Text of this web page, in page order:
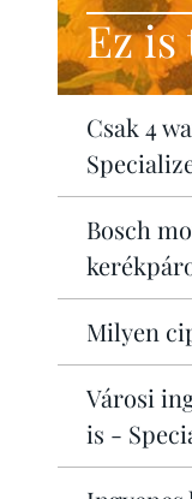
Ez is
Csak 4
Bosch
Milyen
Városi
is -